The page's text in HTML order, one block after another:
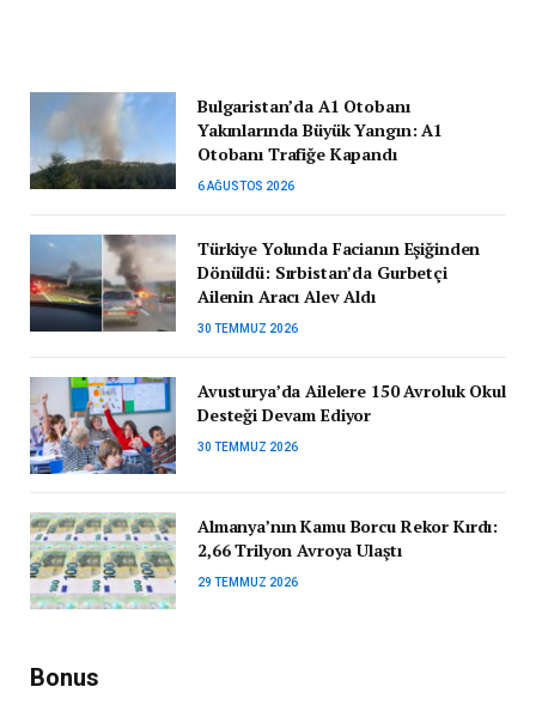
Bulgaristan’da A1 Otobanı
Yakınlarında Büyük Yangın: A1
Otobanı Trafiğe Kapandı
6 AĞUSTOS 2026
Türkiye Yolunda Facianın Eşiğinden
Dönüldü: Sırbistan’da Gurbetçi
Ailenin Aracı Alev Aldı
30 TEMMUZ 2026
Avusturya’da Ailelere 150 Avroluk Okul
Desteği Devam Ediyor
30 TEMMUZ 2026
Almanya’nın Kamu Borcu Rekor Kırdı:
2,66 Trilyon Avroya Ulaştı
29 TEMMUZ 2026
Bonus